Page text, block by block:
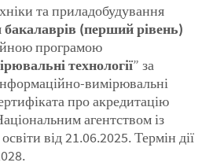
та приладобудування
бакалаврів (перший рівень)
програмою
технології” за
вимірювальні
про акредитацію
агентством із
від 21.06.2025. Термін дії